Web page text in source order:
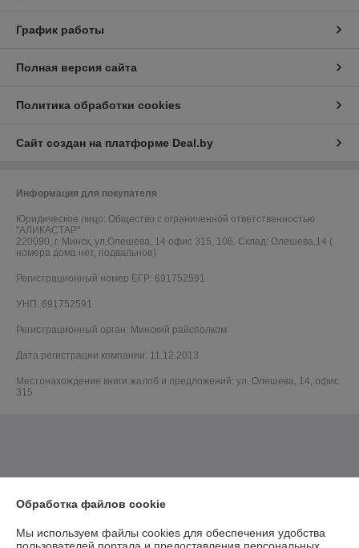
График работы
Полная версия сайта
Политика обработки cookies
Сайт создан на платформе Deal.by
Информация для покупателя
Юридическое лицо: Общество с ограниченной ответственностью
"АЛИКАСТАР"
220090, г. Минск, ул.Олешева, 14 офис 315, 106. Склад: Олешева,14 (
номера дома нет, подвальное)
Регистрационный номер ЕГР: 691752591
УНП: 691752591
Регистрационный орган: Минский райсполком
Дата регистрации компании: 11.12.2013
Местонахождение книги жалоб и предложений: ул. Олешева, 14, офис
315
Обработка файлов cookie
Мы используем файлы cookies для обеспечения удобства